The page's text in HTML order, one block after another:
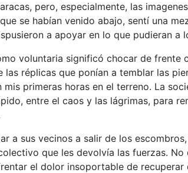
pero, especialmente, las
se habían venido abajo, sentí una
a apoyar en lo que pudieran a
voluntaria significó chocar de
réplicas que ponían a temblar las
primeras horas en el terreno. La
entre el caos y las lágrimas, para
a sus vecinos a salir de los
que les devolvía las fuerzas.
el dolor insoportable de